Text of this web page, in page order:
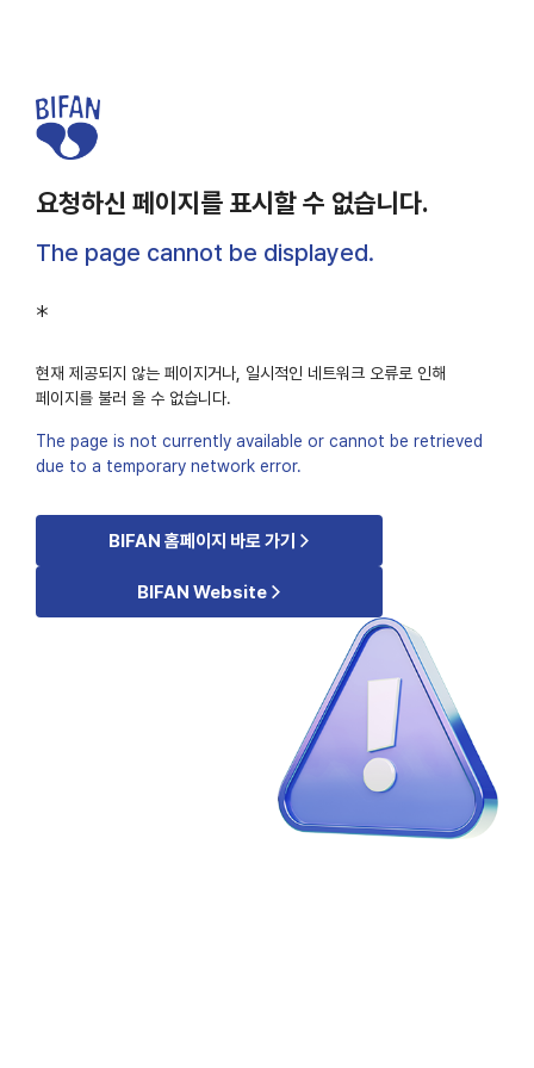
요청하신 페이지를 표시할 수 없습니다.
The page cannot be displayed.
*
현재 제공되지 않는 페이지거나, 일시적인 네트워크 오류로 인해
페이지를 불러 올 수 없습니다.
The page is not currently available or cannot be retrieved
due to a temporary network error.
BIFAN 홈페이지 바로 가기 >
BIFAN Website >